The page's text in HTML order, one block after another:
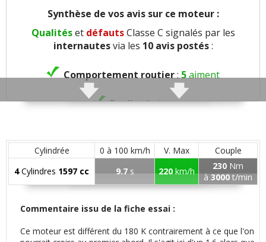
Synthèse de vos avis sur ce moteur :
Qualitéset défautsClasse C signalés par les
internautesvia les 10 avis postés:
Comportement routier:5aiment
Roulis:1aime
Confort global:8aiment1n'aime pas
Insonorisation et bruit perçu:3aiment
Cylindrée 0 à 100 km/h V. Max
Couple
4Cylindres 1597 cc 9.7s 220km/h 230 Nm
à3000t/min
Commentaire issu de la fiche essai :
Ce moteur est différent du 180 K contrairement à ce que l'on